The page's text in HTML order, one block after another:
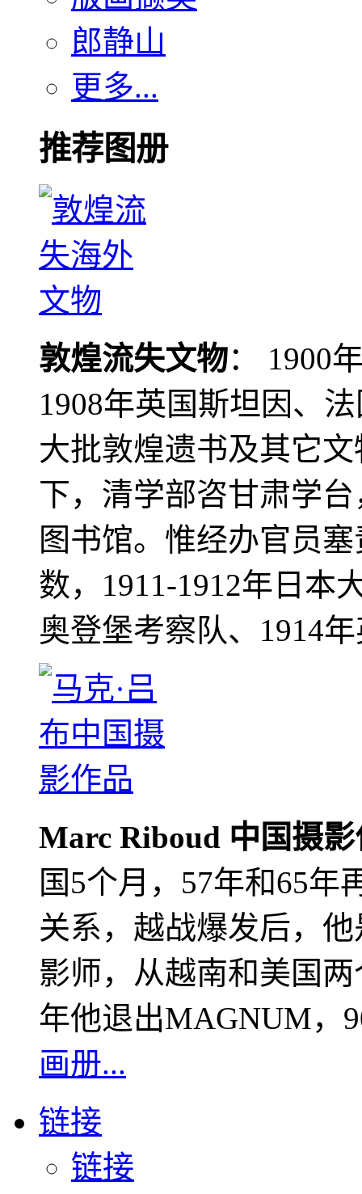
郎静山
更多...
推荐图册
敦煌流失文物： 1900
1908年英国斯坦因、
大批敦煌遗书及其它
下，清学部咨甘肃学
图书馆。惟经办官员
数，1911-1912年日本
奥登堡考察队、1914
Marc Riboud 中国摄
国5个月，57年和65年
关系，越战爆发后，
影师，从越南和美国
年他退出MAGNUM，
画册...
链接
链接